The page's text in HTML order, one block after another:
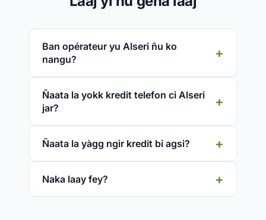
Ban opérateur yu Alseri ñu ko
nangu?
Ñaata la yokk kredit telefon ci Alseri
jar?
Ñaata la yàgg ngir kredit bi agsi?
Naka laay fey?